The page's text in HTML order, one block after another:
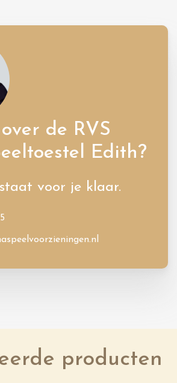
de RVS
Edith?
voor je klaar.
producten